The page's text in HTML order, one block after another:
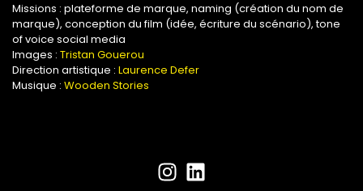
Missions : plateforme de marque, naming (création du nom de
marque), conception du film (idée, écriture du scénario), tone
of voice social media
Images : Tristan Gouerou
Direction artistique : Laurence Defer
Musique : Wooden Stories